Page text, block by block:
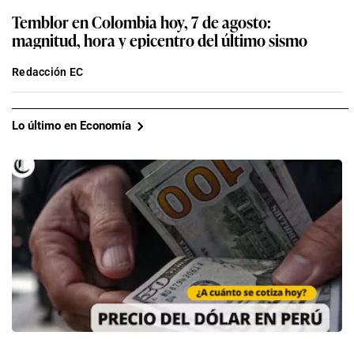
Temblor en Colombia hoy, 7 de agosto:
magnitud, hora y epicentro del último sismo
Redacción EC
Lo último en Economía